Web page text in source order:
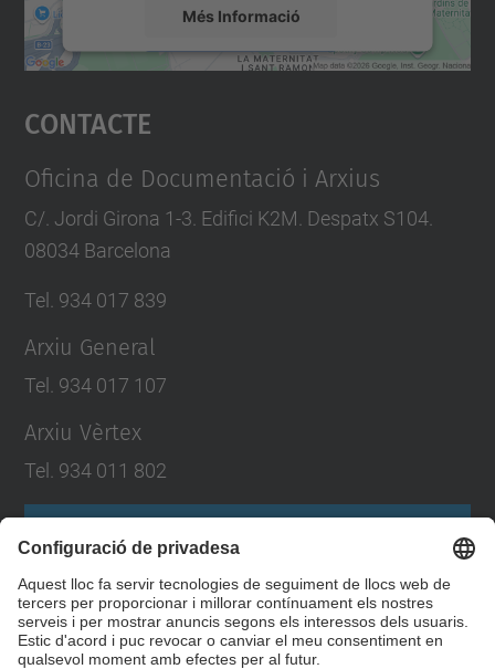
Més Informació
Accepta
powered by
Contacte
Oficina de Documentació i Arxius
C/. Jordi Girona 1-3. Edifici K2M. Despatx S104.
08034 Barcelona
Tel. 934 017 839
Arxiu General
Tel. 934 017 107
Arxiu Vèrtex
Tel. 934 011 802
Formulari de contacte
Llista Xarxes Socials